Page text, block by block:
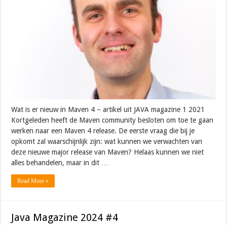
Wat is er nieuw in Maven 4 – artikel uit JAVA magazine 1 2021
Kortgeleden heeft de Maven community besloten om toe te gaan
werken naar een Maven 4 release. De eerste vraag die bij je
opkomt zal waarschijnlijk zijn: wat kunnen we verwachten van
deze nieuwe major release van Maven? Helaas kunnen we niet
alles behandelen, maar in dit …
Read More »
Java Magazine 2024 #4